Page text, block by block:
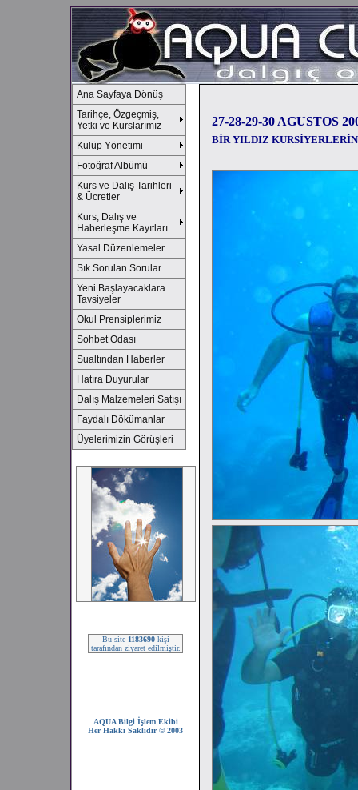
Ana Sayfaya Dönüş
Tarihçe, Özgeçmiş,
Yetki ve Kurslarımız
Kulüp Yönetimi
Fotoğraf Albümü
Kurs ve Dalış Tarihleri
& Ücretler
Kurs, Dalış ve
Haberleşme Kayıtları
Yasal Düzenlemeler
Sık Sorulan Sorular
Yeni Başlayacaklara
Tavsiyeler
Okul Prensiplerimiz
Sohbet Odası
Sualtından Haberler
Hatıra Duyurular
Dalış Malzemeleri Satışı
Faydalı Dökümanlar
Üyelerimizin Görüşleri
Bu site 1183690kişi
tarafından ziyaret edilmiştir.
AQUA Bilgi İşlem Ekibi
Her Hakkı Saklıdır © 2003
27-28-29-30 AGUSTOS
BİR YILDIZ